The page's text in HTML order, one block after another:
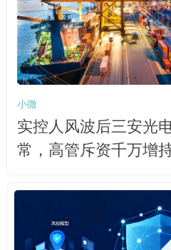
小微
实控人风波后三安光
常，高管斥资千万增